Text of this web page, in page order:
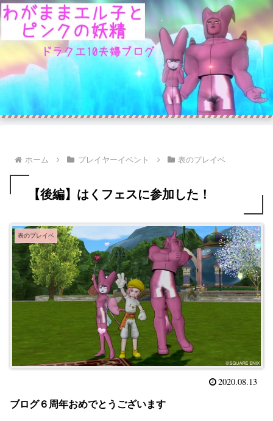
ホーム プレイヤーイベント 表のプレイベ
【後編】はくフェスに参加した！
表のプレイベ
2020.08.13
ブログ６周年おめでとうございます